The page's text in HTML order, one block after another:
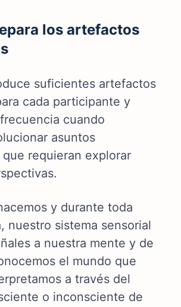
los artefactos
suficientes artefactos
cada participante y
cuando
asuntos
requieran explorar
y durante toda
nuestro sistema sensorial
a nuestra mente y de
el mundo que
a través del
o inconsciente de